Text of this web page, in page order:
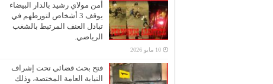
أمن مولاي رشيد بالدار البيضاء
يوقف 3 أشخاص لتورطهم في
تبادل العنف المرتبط بالشغب
الرياضي.
10 مايو 2026
فتح بحث قضائي تحت إشراف
النيابة العامة المختصة، وذلك